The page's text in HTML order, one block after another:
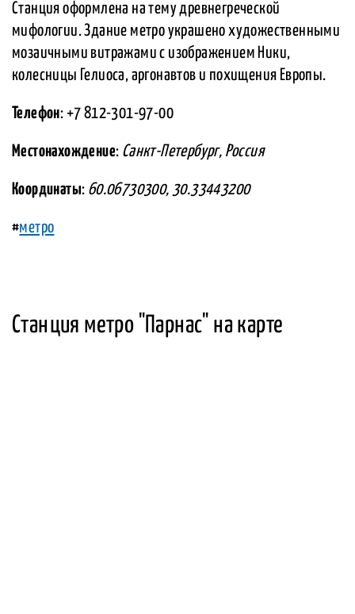
Станция оформлена на тему древнегреческой
мифологии. Здание метро украшено художественными
мозаичными витражами с изображением Ники,
колесницы Гелиоса, аргонавтов и похищения Европы.
Телефон: +7 812-301-97-00
Местонахождение: Санкт-Петербург, Россия
Координаты: 60.06730300, 30.33443200
#метро
Станция метро "Парнас" на карте